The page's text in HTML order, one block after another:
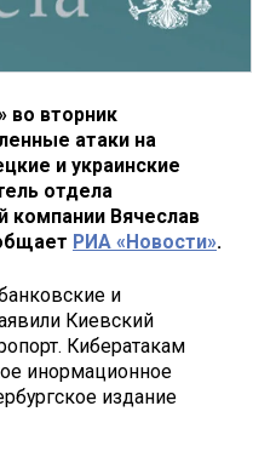
во вторник
атаки на
и украинские
отдела
компании Вячеслав
РИА «Новости».
и
Киевский
Кибератакам
инормационное
издание